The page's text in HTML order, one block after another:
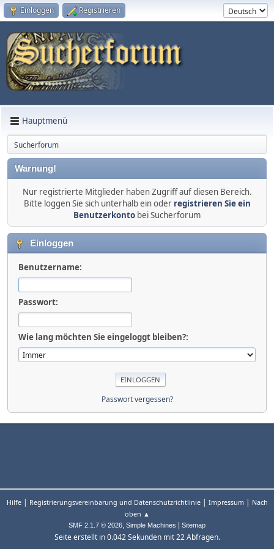
Einloggen Registrieren
Hauptmenü
Sucherforum
Warnung!
Nur registrierte Mitglieder haben Zugriff auf diesen Bereich.
Bitte loggen Sie sich unterhalb ein oder registrieren Sie ein
Benutzerkonto bei Sucherforum
Einloggen
Benutzername:
Passwort:
Wie lang möchten Sie eingeloggt bleiben?:
Passwort vergessen?
Hilfe| Registrierungsvereinbarung und Datenschutzrichtlinie| Impressum| Nach
oben ▲
SMF 2.1.7 © 2026, Simple Machines Sitemap
Seite erstellt in 0.042 Sekunden mit 22 Abfragen.